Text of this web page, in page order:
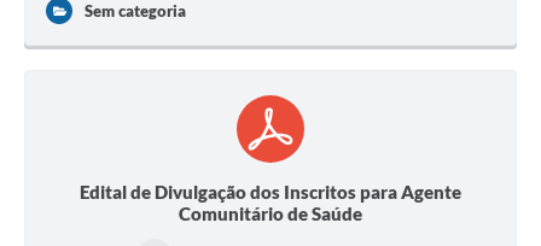
Sem categoria
Edital de Divulgação dos Inscritos para Agente
Comunitário de Saúde